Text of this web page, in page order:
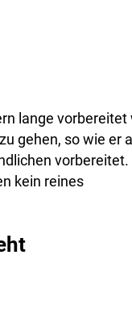
lange vorbereitet
gehen, so wie er
vorbereitet.
kein reines